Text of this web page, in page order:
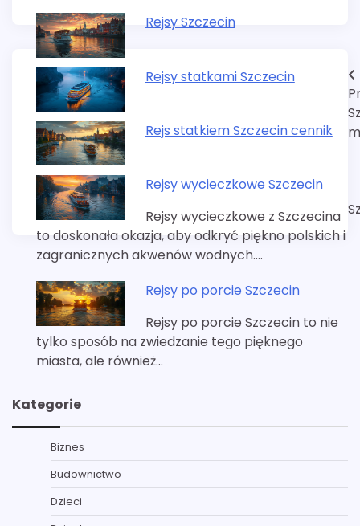
Rejsy Szczecin
Rejsy statkami Szczecin
Rejs statkiem Szczecin cennik
Rejsy wycieczkowe Szczecin
Rejsy wycieczkowe z Szczecina
to doskonała okazja, aby odkryć piękno polskich i
zagranicznych akwenów wodnych.…
Rejsy po porcie Szczecin
Rejsy po porcie Szczecin to nie
tylko sposób na zwiedzanie tego pięknego
miasta, ale również…
Nawigacja
wpisu
Kategorie
Biznes
Budownictwo
Dzieci